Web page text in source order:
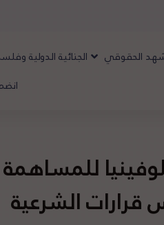
الحقوقي الجنائية الدولية
للمساهمة
قرارات الشرعية